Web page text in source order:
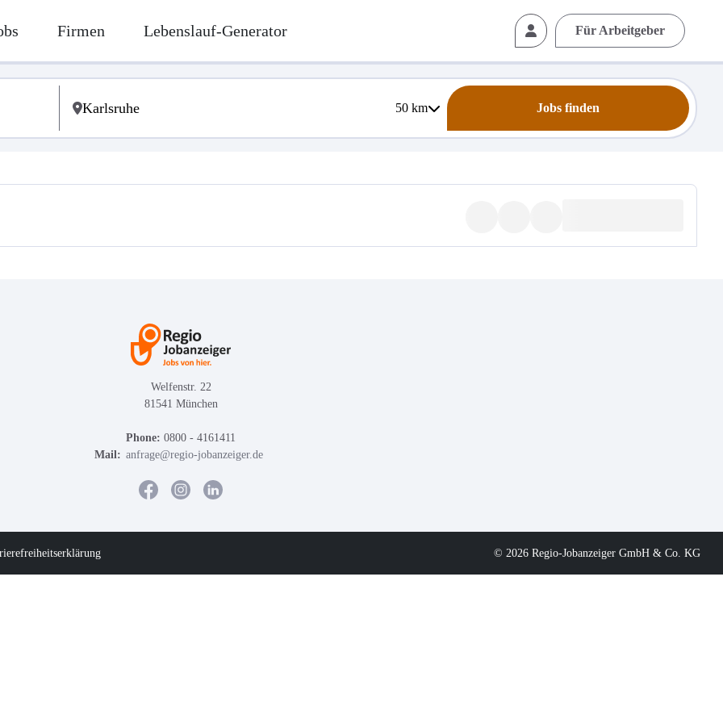
Firmen Lebenslauf-Generator Für Arbeitgeber
50km Jobs finden
Welfenstr. 22
81541 München
Phone: 0800 - 4161411
Mail: anfrage@regio-jobanzeiger.de
© 2026 Regio-Jobanzeiger GmbH & Co. KG